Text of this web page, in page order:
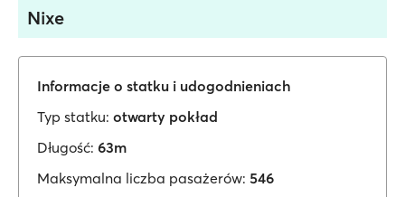
Nixe
Informacje o statku i udogodnieniach
Typ statku: otwarty pokład
Długość: 63m
Maksymalna liczba pasażerów: 546